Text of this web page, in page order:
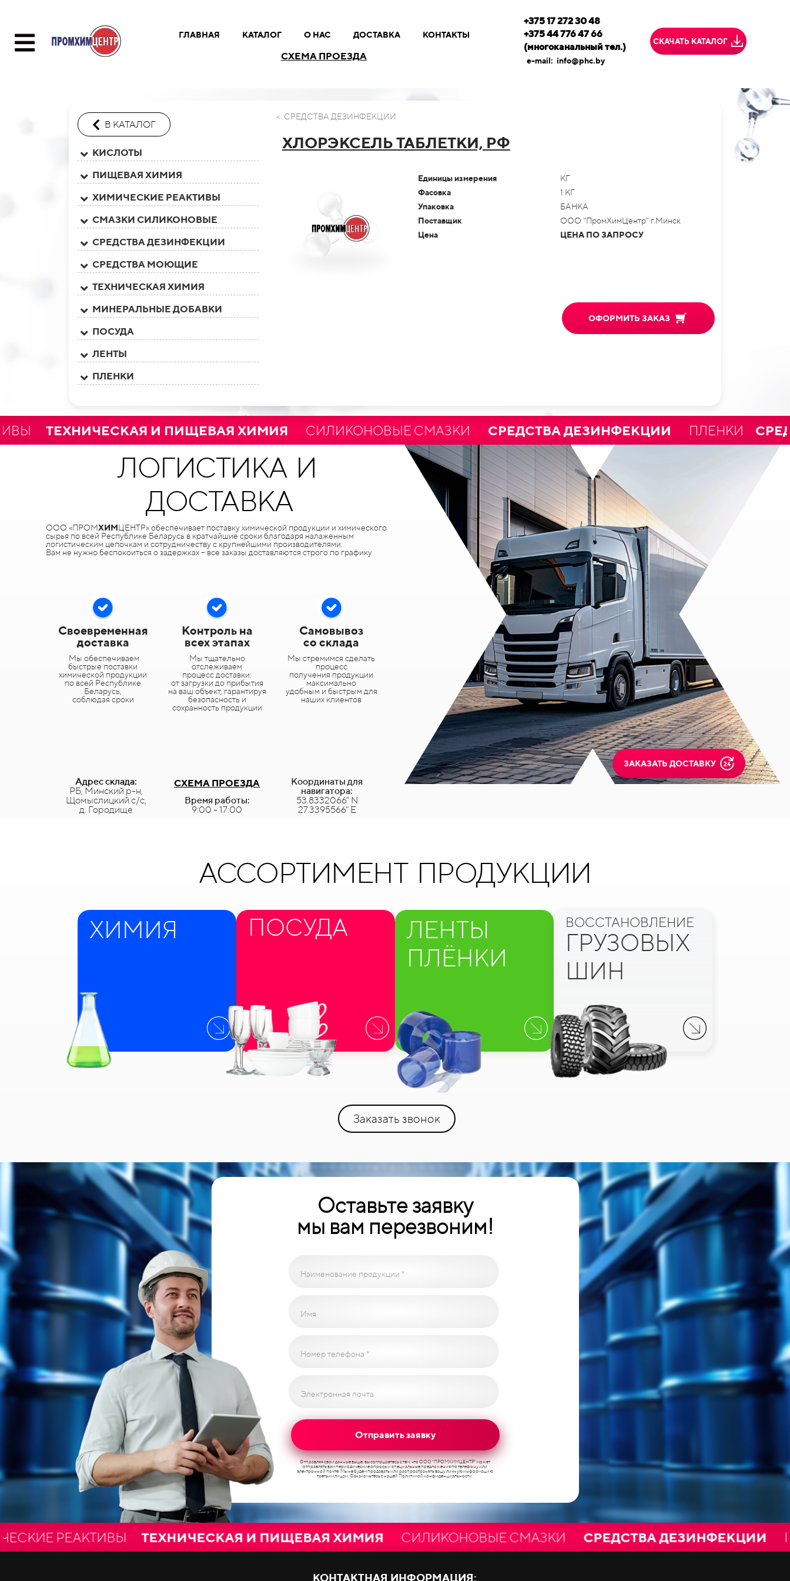
ГЛАВНАЯ КАТАЛОГ О НАС ДОСТАВКА КОНТАКТЫ
СХЕМА ПРОЕЗДА
+375 17 272 30 48
+375 44 776 47 66
(многоканальный тел.)
e-mail: info@phc.by
СКАЧАТЬ КАТАЛОГ
В КАТАЛОГ
КИСЛОТЫ
ПИЩЕВАЯ ХИМИЯ
ХИМИЧЕСКИЕ РЕАКТИВЫ
СМАЗКИ СИЛИКОНОВЫЕ
СРЕДСТВА ДЕЗИНФЕКЦИИ
СРЕДСТВА МОЮЩИЕ
ТЕХНИЧЕСКАЯ ХИМИЯ
МИНЕРАЛЬНЫЕ ДОБАВКИ
ПОСУДА
ЛЕНТЫ
ПЛЕНКИ
< СРЕДСТВА ДЕЗИНФЕКЦИИ
ХЛОРЭКСЕЛЬ ТАБЛЕТКИ, РФ
Единицы измерения
КГ
Фасовка
1 КГ
Упаковка
БАНКА
Поставщик
ООО "ПромХимЦентр" г.Минск
Цена
ЦЕНА ПО ЗАПРОСУ
ОФОРМИТЬ ЗАКАЗ
И ПИЩЕВАЯ ХИМИЯСИЛИКОНОВЫЕ СМАЗКИСРЕДСТВА ДЕЗИНФЕКЦИИПЛЁНКИСРЕДСТВА
ЛОГИСТИКА И
ДОСТАВКА
ООО «ПРОМХИМЦЕНТР» обеспечивает поставку химической продукции и химического
сырья по всей Республике Беларусь в кратчайшие сроки благодаря налаженным
логистическим цепочкам и сотрудничеству с крупнейшими производителями.
Вам не нужно беспокоиться о задержках – все заказы доставляются строго по графику
Своевременная
доставка
Мы обеспечиваем
быстрые поставки
химической продукции
по всей Республике
Беларусь,
соблюдая сроки
Контроль на
всех этапах
Мы тщательно
отслеживаем
процесс доставки:
от загрузки до прибытия
на ваш объект, гарантируя
безопасность и
сохранность продукции
Самовывоз
со склада
Мы стремимся сделать
процесс
получения продукции
максимально
удобным и быстрым для
наших клиентов
Адрес склада:
РБ, Минский р-н,
Щомыслицкий с/с,
д. Городище
СХЕМА ПРОЕЗДА
Время работы:
9:00 - 17:00
Координаты для
навигатора:
53.8332066" N
27.3395566" E
ЗАКАЗАТЬ ДОСТАВКУ
АССОРТИМЕНТ ПРОДУКЦИИ
ХИМИЯ ПОСУДА
ЛЕНТЫ
ПЛЁНКИ
ВОССТАНОВЛЕНИЕ
ГРУЗОВЫХ
ШИН
Заказать звонок
Оставьте заявку
мы вам перезвоним!
Наименование продукции *
Имя
Номер телефона *
Электронная почта
Отправить заявку
Отправляя свои данные выше, вы соглашаетесь с тем, что ООО "ПРОМХИМЦЕНТР" может
отправлять вам периодические опросы и специальные предложения по телефону или
электронной почте. Мы не будем продавать или распространять вашу личную информацию
третьим лицам. Ознакомьтесь с нашей Политикой конфиденциальности.
ТЕХНИЧЕСКАЯ И ПИЩЕВАЯ ХИМИЯСИЛИКОНОВЫЕ СМАЗКИСРЕДСТВА ДЕЗИНФЕКЦИИ
КОНТАКТНАЯ ИНФОРМАЦИЯ: